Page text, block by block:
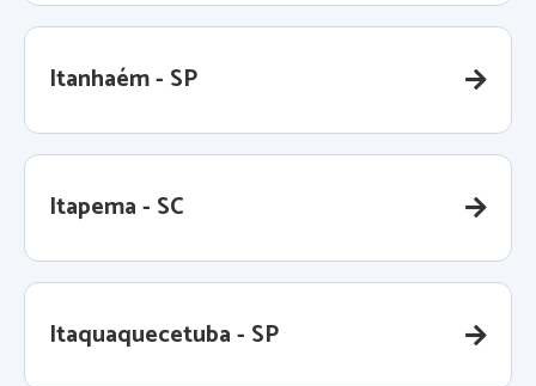
Itanhaém - SP
Itapema - SC
Itaquaquecetuba - SP